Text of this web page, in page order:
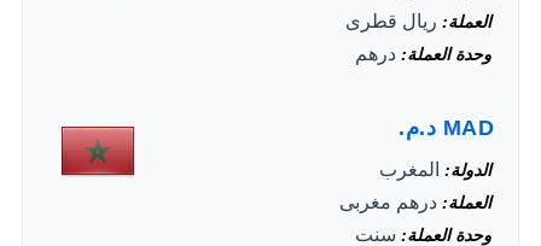
العملة ريال قطرى
وحدة العملة درهم
MAD د.م.
الدولة المغرب
العملة درهم مغربى
وحدة العملة سنت